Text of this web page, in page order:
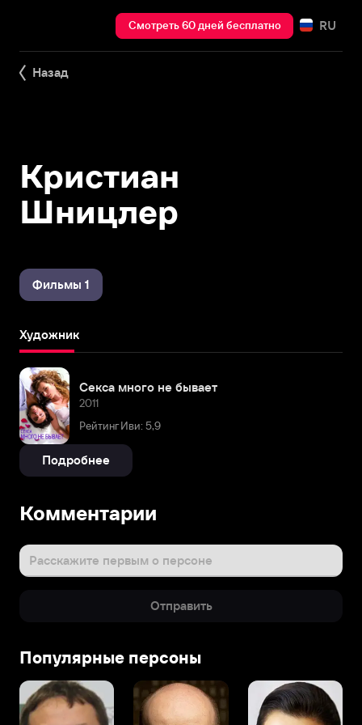
Смотреть 60 дней бесплатно RU
Назад
Кристиан
Шницлер
Фильмы 1
Художник
Секса много не бывает
2011
Рейтинг Иви: 5,9
Подробнее
Комментарии
Расскажите первым о персоне
Отправить
Популярные персоны